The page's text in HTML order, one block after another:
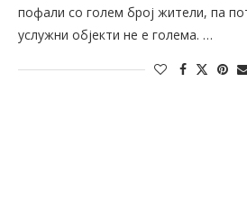
пофали со голем број жители, па
услужни објекти не е голема. …